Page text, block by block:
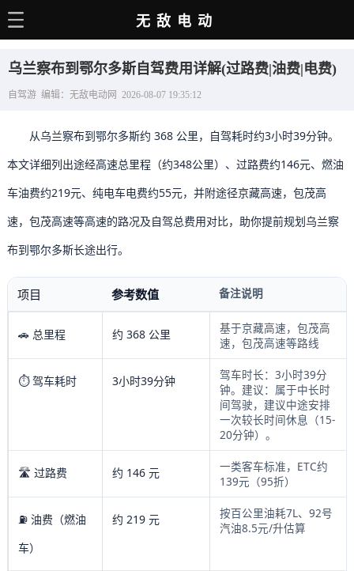
电动百科
充电站
用车百科
销量榜
经销商
无敌电动
乌兰察布到鄂尔多斯自驾费用详解(过路费|油费|电费)
自驾游 编辑：无敌电动网 2026-08-07 19:35:12
从乌兰察布到鄂尔多斯约 368 公里，自驾耗时约3小时39分钟。
本文详细列出途经高速总里程（约348公里）、过路费约146元、燃油
车油费约219元、纯电车电费约55元，并附途径京藏高速，包茂高
速，包茂高速等高速的路况及自驾总费用对比，助你提前规划乌兰察
布到鄂尔多斯长途出行。
项目 参考数值 备注说明
🚗 总里程 约 368 公里
基于京藏高速，包茂高
速，包茂高速等路线
⏱️ 驾车耗时 3小时39分钟
驾车时长：3小时39分
钟。建议：属于中长时
间驾驶，建议中途安排
一次较长时间休息（15-
20分钟）。
🛣️ 过路费 约 146 元
一类客车标准，ETC约
139元（95折）
⛽ 油费（燃油
车）
约 219 元
按百公里油耗7L、92号
汽油8.5元/升估算